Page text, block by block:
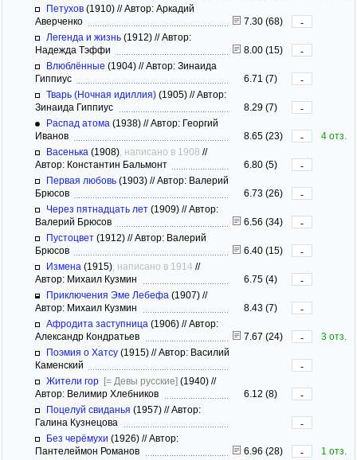
Петухов (1910) //Автор: Аркадий
Аверченко
7.30 (68)
-
Легенда и жизнь (1912) //Автор:
Надежда Тэффи
8.00 (15)
-
Влюблённые (1904) //Автор: Зинаида
Гиппиус
6.71 (7)
-
Тварь (Ночная идиллия) (1905) //Автор:
Зинаида Гиппиус
8.29 (7)
-
Распад атома (1938) //Автор: Георгий
Иванов
8.65 (23) -
4 отз.
Васенька (1908) , написано в 1908 //
Автор: Константин Бальмонт
6.80 (5)
-
Первая любовь (1903) //Автор: Валерий
Брюсов
6.73 (26)
-
Через пятнадцать лет (1909) //Автор:
Валерий Брюсов
6.56 (34)
-
Пустоцвет (1912) //Автор: Валерий
Брюсов
6.40 (15)
-
Измена (1915) , написано в 1914 //
Автор: Михаил Кузмин
6.75 (4)
-
Приключения Эме Лебефа (1907) //
Автор: Михаил Кузмин
8.43 (7)
-
Афродита заступница (1906) //Автор:
Александр Кондратьев
7.67 (24) -
3 отз.
Поэмия о Хатсу (1915) //Автор: Василий
Каменский
-
Жители гор [= Девы русские] (1940) //
Автор: Велимир Хлебников
6.12 (8)
-
Поцелуй свиданья (1957) //Автор:
Галина Кузнецова
-
Без черёмухи (1926) //Автор:
Пантелеймон Романов
6.96 (28) -
1 отз.